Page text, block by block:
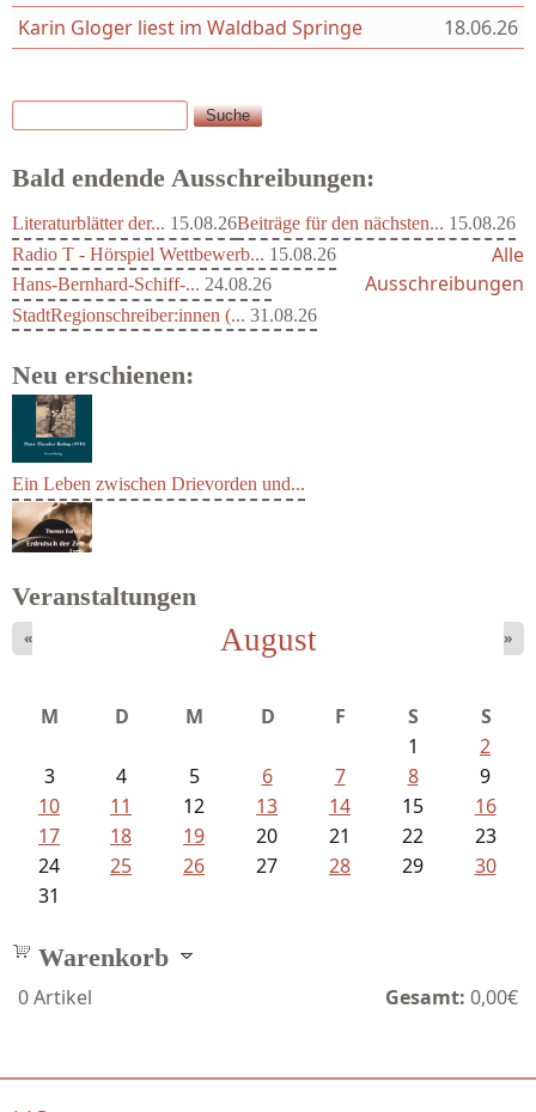
Karin Gloger liest im Waldbad Springe 18.06.26
Suchformular
Suche
Bald endende Ausschreibungen:
Literaturblätter der... 15.08.26Beiträge für den nächsten... 15.08.26
Radio T - Hörspiel Wettbewerb... 15.08.26
Hans-Bernhard-Schiff-... 24.08.26
StadtRegionschreiber:innen (... 31.08.26
Alle
Ausschreibungen
Neu erschienen:
Ein Leben zwischen Drievorden und...
Veranstaltungen
August
« »
M D M D F S
S
1
2
3
4 5 6 7 8
9
10
11 12 13 14 15
16
17
18 19 20 21 22
23
24
25 26 27 28 29
30
31
Warenkorb
0Artikel Gesamt: 0,00€